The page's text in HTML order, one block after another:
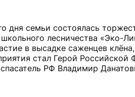
дня семьи состоялась
лесничества «Эко-
в высадке саженцев
стал Герой Российской
РФ Владимир